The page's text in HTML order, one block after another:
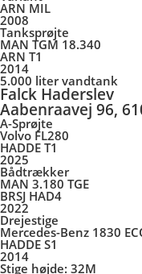
ARN MIL
2008
Tanksprøjte
MAN TGM 18.340
ARN T1
2014
5.000 liter vandtank
Falck Haderslev
Aabenraavej 96,
A-Sprøjte
Volvo FL280
HADDE T1
2025
Bådtrækker
MAN 3.180 TGE
BRSJ HAD4
2022
Drejestige
Mercedes-Benz 1830
HADDE S1
2014
Stige højde: 32M